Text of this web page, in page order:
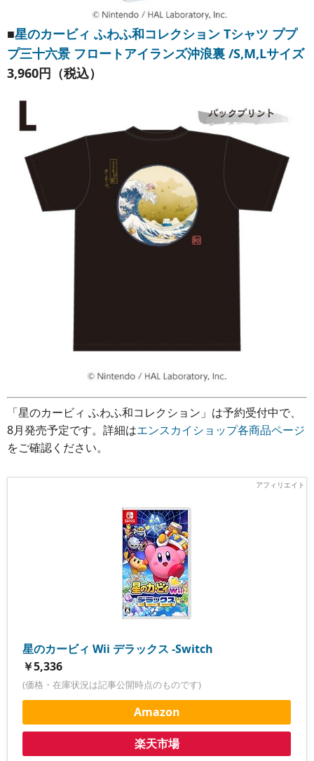
■星のカービィ ふわふ和コレクション Tシャツ ププ
プ三十六景 フロートアイランズ沖浪裏 /S,M,Lサイズ
3,960円（税込）
「星のカービィ ふわふ和コレクション」は予約受付中で、
8月発売予定です。詳細はエンスカイショップ各商品ページ
をご確認ください。
星のカービィ Wii デラックス -Switch
￥5,336
(価格・在庫状況は記事公開時点のものです)
Amazon
楽天市場